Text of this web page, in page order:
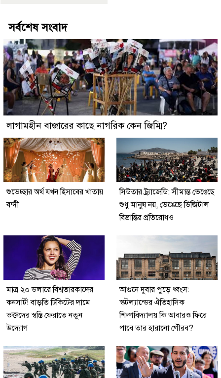
সর্বশেষ সংবাদ
লাগামহীন বাজারের কাছে নাগরিক কেন জিম্মি?
শুভেচ্ছার অর্থ যখন হিসাবের খাতায়
বন্দী
সিউতার ট্র্যাজেডি: সীমান্ত ভেঙেছে
শুধু মানুষ নয়, ভেঙেছে ডিজিটাল
বিভ্রান্তির প্রতিরোধও
মাত্র ২০ ডলারে বিশ্বতারকাদের
কনসার্ট! বাড়তি টিকিটের দামে
ভক্তদের স্বস্তি ফেরাতে নতুন
উদ্যোগ
আগুনে দুবার পুড়ে ধ্বংস:
স্কটল্যান্ডের ঐতিহাসিক
শিল্পবিদ্যালয় কি আবারও ফিরে
পাবে তার হারানো গৌরব?